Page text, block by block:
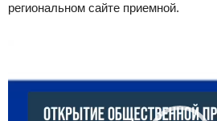
региональном сайте приемной.